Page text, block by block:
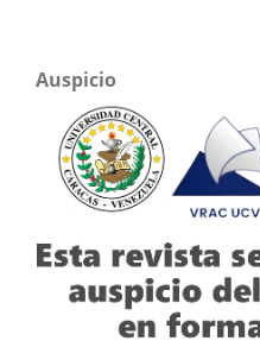
Auspicio